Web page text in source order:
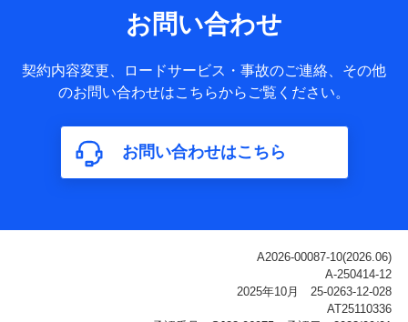
サービス提供等を通じて取得した、以下の情報などの個人デ
基本情報
氏名、電話番号、メールアドレス、お客さまの識別子、
属性、連絡先、dポイントサービスのご利用に関する情
構成、住所、dポイント残高、dポイント利用履歴などが
含まれます。
利用情報
ご契約状態・ご利用履歴インターネット利用時の行動に
関する情報、アプリケーション利用時の行動に関する情
報、購入されたサービスや商品の名称・購入場所・決済
に関する情報、アンケートの回答に関する情報などが含
お問い合わせ
契約内容変更、ロードサービス・事故のご連絡、その他
のお問い合わせはこちらからご覧ください。
お問い合わせはこちら